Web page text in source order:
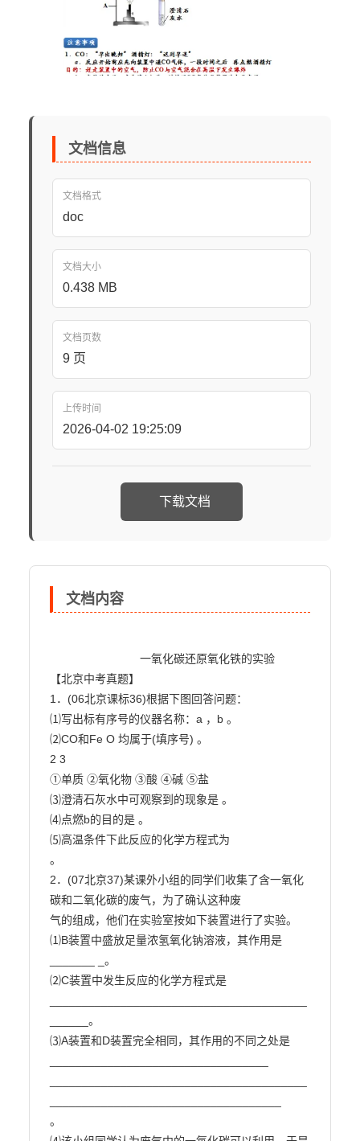
文档信息
文档格式
doc
文档大小
0.438 MB
文档页数
9 页
上传时间
2026-04-02 19:25:09
下载文档
文档内容
【北京中考真题】
1．(06北京课标36)根据下图回答问题：
⑴写出标有序号的仪器名称：a ，b 。
⑵CO和Fe O 均属于(填序号) 。
2 3
①单质 ②氧化物 ③酸 ④碱 ⑤盐
⑶澄清石灰水中可观察到的现象是 。
⑷点燃b的目的是 。
⑸高温条件下此反应的化学方程式为
。
2．(07北京37)某课外小组的同学们收集了含一氧化
碳和二氧化碳的废气，为了确认这种废
气的组成，他们在实验室按如下装置进行了实验。
⑴B装置中盛放足量浓氢氧化钠溶液，其作用是
_______ _。
⑵C装置中发生反应的化学方程式是
______。
⑶A装置和D装置完全相同，其作用的不同之处是
。